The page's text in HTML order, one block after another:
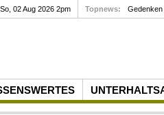
So, 02 Aug 2026 2pm Topnews:
zum 10. Todestag von Rupert Neudeck am...